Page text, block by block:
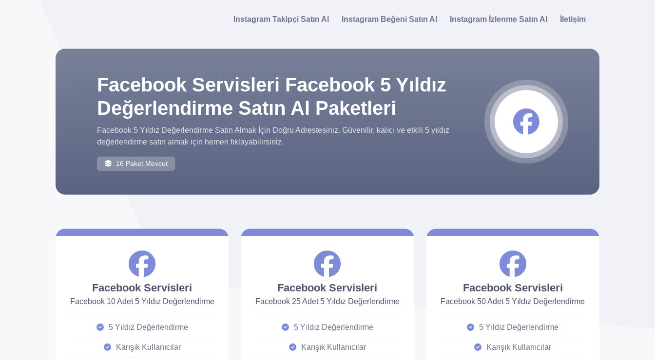
Instagram Takipçi Satın Al Instagram Beğeni Satın Al Instagram İzlenme Satın Al İletişim
Facebook Servisleri Facebook 5 Yıldız
Değerlendirme Satın Al Paketleri
Facebook 5 Yıldız Değerlendirme Satın Almak İçin Doğru Adrestesiniz. Güvenilir, kalıcı ve etkili 5 yıldız
değerlendirme satın almak için hemen tıklayabilirsiniz.
16 Paket Mevcut
Facebook Servisleri
Facebook 10 Adet 5 Yıldız Değerlendirme
5 Yıldız Değerlendirme
Karışık Kullanıcılar
Facebook Servisleri
Facebook 25 Adet 5 Yıldız Değerlendirme
5 Yıldız Değerlendirme
Karışık Kullanıcılar
Facebook Servisleri
Facebook 50 Adet 5 Yıldız Değerlendirme
5 Yıldız Değerlendirme
Karışık Kullanıcılar